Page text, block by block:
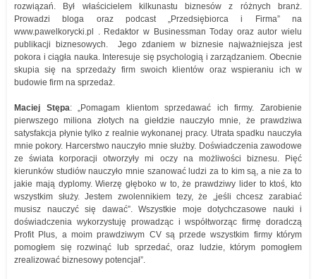
rozwiązań. Był właścicielem kilkunastu biznesów z różnych branż.
Prowadzi bloga oraz podcast „Przedsiębiorca i Firma” na
www.pawelkorycki.pl . Redaktor w Businessman Today oraz autor wielu
publikacji biznesowych. Jego zdaniem w biznesie najważniejsza jest
pokora i ciągła nauka. Interesuje się psychologią i zarządzaniem. Obecnie
skupia się na sprzedaży firm swoich klientów oraz wspieraniu ich w
budowie firm na sprzedaż.
Maciej Stępa: „Pomagam klientom sprzedawać ich firmy. Zarobienie
pierwszego miliona złotych na giełdzie nauczyło mnie, że prawdziwa
satysfakcja płynie tylko z realnie wykonanej pracy. Utrata spadku nauczyła
mnie pokory. Harcerstwo nauczyło mnie służby. Doświadczenia zawodowe
ze świata korporacji otworzyły mi oczy na możliwości biznesu. Pięć
kierunków studiów nauczyło mnie szanować ludzi za to kim są, a nie za to
jakie mają dyplomy. Wierzę głęboko w to, że prawdziwy lider to ktoś, kto
wszystkim służy. Jestem zwolennikiem tezy, że „jeśli chcesz zarabiać
musisz nauczyć się dawać”. Wszystkie moje dotychczasowe nauki i
doświadczenia wykorzystuję prowadząc i współtworząc firmę doradczą
Profit Plus, a moim prawdziwym CV są przede wszystkim firmy którym
pomogłem się rozwinąć lub sprzedać, oraz ludzie, którym pomogłem
zrealizować biznesowy potencjał”.